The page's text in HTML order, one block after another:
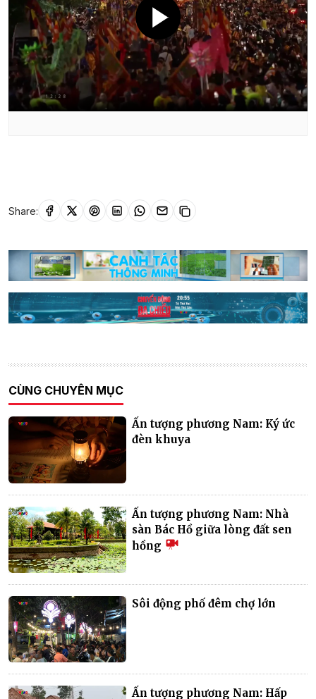
Share:
CÙNG CHUYÊN MỤC
Ấn tượng phương Nam: Ký ức
đèn khuya
Ấn tượng phương Nam: Nhà
sàn Bác Hồ giữa lòng đất sen
hồng
Sôi động phố đêm chợ lớn
Ấn tượng phương Nam: Hấp